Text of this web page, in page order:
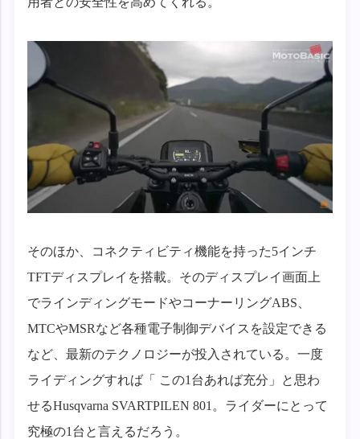
そのほか、コネクティビティ機能を持った5インチ
TFTディスプレイを搭載。そのディスプレイ画面上
でラインディングモードやコーナーリングABS、
MTCやMSRなど各種電子制御デバイスを設定できる
など、最新のテクノロジーが投入されている。一度
ライディングすれば「 この1台あれば充分」と思わ
せるHusqvarna SVARTPILEN 801。ライダーにとって
究極の1台と言えるだろう。